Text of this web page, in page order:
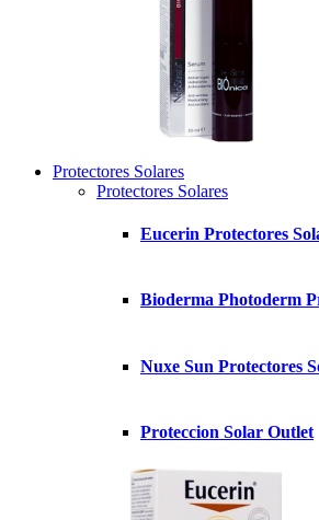
Protectores Solares
Protectores Solares
Eucerin Protectores
Bioderma Photoderm
Nuxe Sun Protectores
Proteccion Solar Outlet